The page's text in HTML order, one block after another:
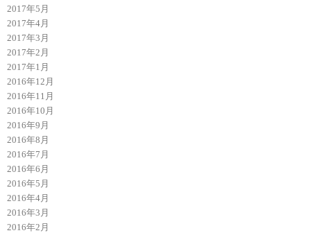
2017年5月
2017年4月
2017年3月
2017年2月
2017年1月
2016年12月
2016年11月
2016年10月
2016年9月
2016年8月
2016年7月
2016年6月
2016年5月
2016年4月
2016年3月
2016年2月